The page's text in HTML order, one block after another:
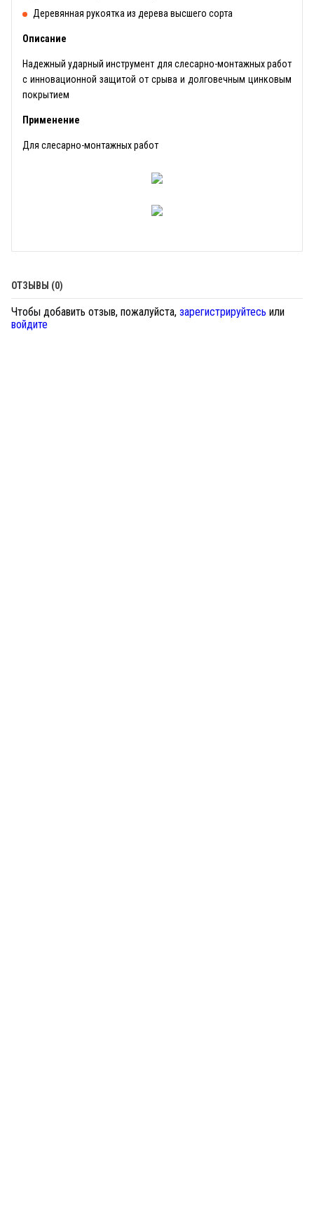
Деревянная рукоятка из дерева высшего сорта
Описание
Надежный ударный инструмент для слесарно-монтажных работ
с инновационной защитой от срыва и долговечным цинковым
покрытием
Применение
Для слесарно-монтажных работ
ОТЗЫВЫ (0)
Чтобы добавить отзыв, пожалуйста, зарегистрируйтесь или
войдите